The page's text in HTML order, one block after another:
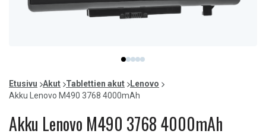
item
0
item
1
item
2
item
3
item
4
of
5
Etusivu Akut Tablettien akut
Lenovo
Akku Lenovo M490 3768 4000mAh
Akku Lenovo M490 3768 4000mAh